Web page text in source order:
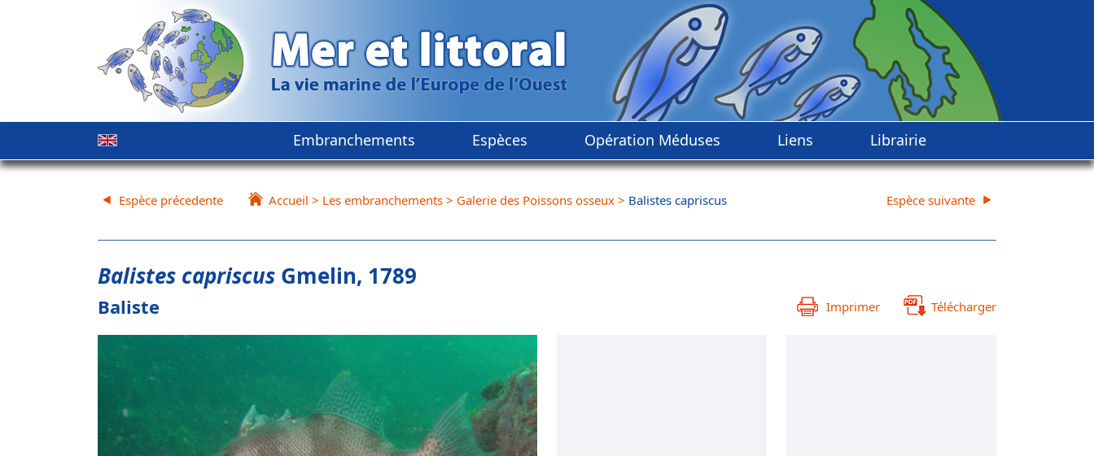
Embranchements Espèces Opération Méduses Liens Librairie
Espèce précedente Accueil > Les embranchements > Galerie des Poissons osseux > Balistes capriscus Espèce suivante
Balistes capriscus Gmelin, 1789
Baliste Imprimer Télécharger